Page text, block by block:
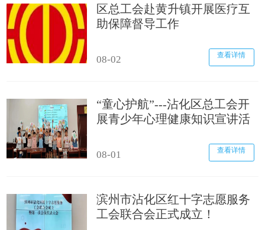
区总工会赴黄升镇开展医疗互
助保障督导工作
08-02 查看详情
“童心护航”---沾化区总工会开
展青少年心理健康知识宣讲活
08-01 查看详情
滨州市沾化区红十字志愿服务
工会联合会正式成立！